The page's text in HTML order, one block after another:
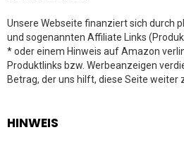
Unsere Webseite finanziert sich durch
und sogenannten Affiliate Links
* oder einem Hinweis auf Amazon
Produktlinks bzw. Werbeanzeigen
Betrag, der uns hilft, diese Seite weiter
HINWEIS